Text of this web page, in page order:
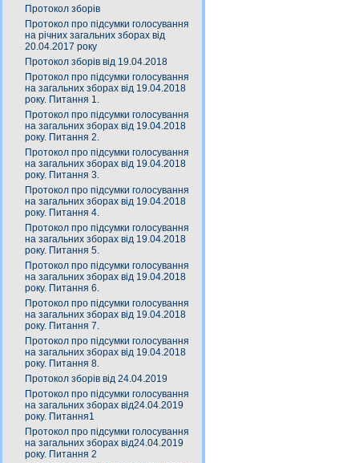
Протокол зборів
Протокол про підсумки голосування
на річних загальних зборах від
20.04.2017 року
Протокол зборів від 19.04.2018
Протокол про підсумки голосування
на загальних зборах від 19.04.2018
року. Питання 1.
Протокол про підсумки голосування
на загальних зборах від 19.04.2018
року. Питання 2.
Протокол про підсумки голосування
на загальних зборах від 19.04.2018
року. Питання 3.
Протокол про підсумки голосування
на загальних зборах від 19.04.2018
року. Питання 4.
Протокол про підсумки голосування
на загальних зборах від 19.04.2018
року. Питання 5.
Протокол про підсумки голосування
на загальних зборах від 19.04.2018
року. Питання 6.
Протокол про підсумки голосування
на загальних зборах від 19.04.2018
року. Питання 7.
Протокол про підсумки голосування
на загальних зборах від 19.04.2018
року. Питання 8.
Протокол зборів від 24.04.2019
Протокол про підсумки голосування
на загальних зборах від24.04.2019
року. Питання1
Протокол про підсумки голосування
на загальних зборах від24.04.2019
року. Питання 2